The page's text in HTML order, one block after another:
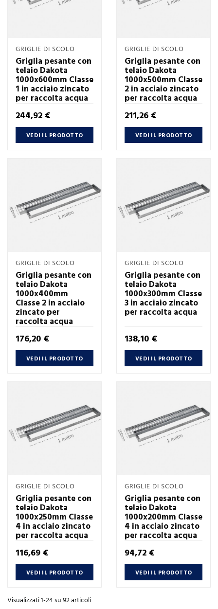
GRIGLIE DI SCOLO
Griglia pesante con
telaio Dakota
1000x600mm Classe
1 in acciaio zincato
per raccolta acqua
Prezzo
244,92 €
VEDI IL PRODOTTO
GRIGLIE DI SCOLO
Griglia pesante con
telaio Dakota
1000x500mm Classe
2 in acciaio zincato
per raccolta acqua
Prezzo
211,26 €
VEDI IL PRODOTTO
GRIGLIE DI SCOLO
Griglia pesante con
telaio Dakota
1000x400mm
Classe 2 in acciaio
zincato per
raccolta acqua
Prezzo
176,20 €
VEDI IL PRODOTTO
GRIGLIE DI SCOLO
Griglia pesante con
telaio Dakota
1000x300mm Classe
3 in acciaio zincato
per raccolta acqua
Prezzo
138,10 €
VEDI IL PRODOTTO
GRIGLIE DI SCOLO
Griglia pesante con
telaio Dakota
1000x250mm Classe
4 in acciaio zincato
per raccolta acqua
Prezzo
116,69 €
VEDI IL PRODOTTO
GRIGLIE DI SCOLO
Griglia pesante con
telaio Dakota
1000x200mm Classe
4 in acciaio zincato
per raccolta acqua
Prezzo
94,72 €
VEDI IL PRODOTTO
Visualizzati 1-24 su 92 articoli